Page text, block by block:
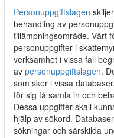
Personuppgiftslagen
behandling av
tillämpningsområde. Vårt
personuppgifter i
verksamhet i vissa fall
av personuppgiftslagen.
som sker i vissa
för sig få samla in och
Dessa uppgifter skall
hjälp av sökord.
sökningar och särskilda